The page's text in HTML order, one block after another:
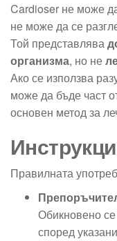
Cardioser не може
не може да се
Той представлява
организма, но не
Ако се използва
може да бъде част
основен метод за
Правилната
Обикновено
според